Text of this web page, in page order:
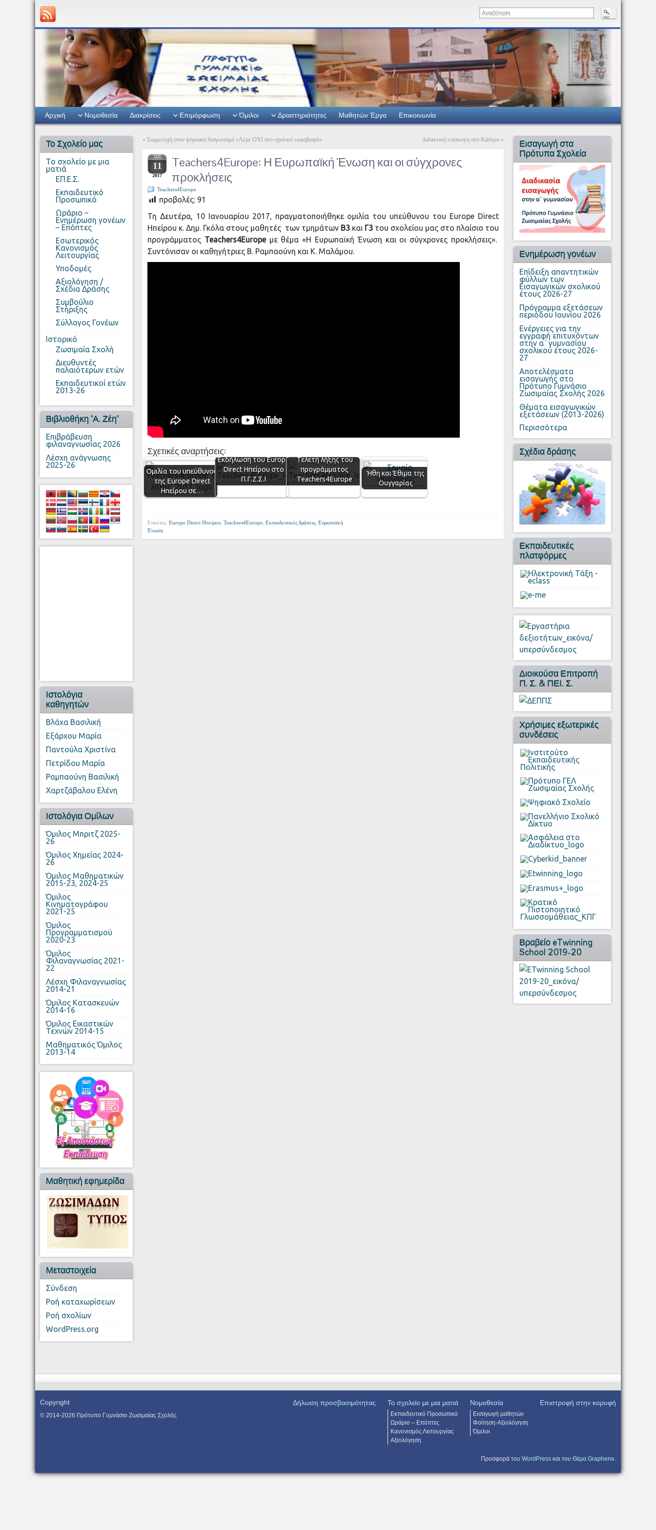
Αρχική Νομοθεσία Διακρίσεις Επιμόρφωση Όμιλοι Δραστηριότητες Μαθητών Έργα Επικοινωνία
Το Σχολείο μας
Το σχολείο με μια
ματιά
ΕΠ.Ε.Σ.
Εκπαιδευτικό
Προσωπικό
Ωράριο –
Ενημέρωση γονέων
– Επόπτες
Εσωτερικός
Κανονισμός
Λειτουργίας
Υποδομές
Αξιολόγηση /
Σχέδια Δράσης
Συμβούλιο
Στήριξης
Σύλλογος Γονέων
Ιστορικό
Ζωσιμαία Σχολή
Διευθυντές
παλαιότερων ετών
Εκπαιδευτικοί ετών
2013-26
Βιβλιοθήκη "Α. Ζέη"
Επιβράβευση
φιλαναγνωσίας 2026
Λέσχη ανάγνωσης
2025-26
Ιστολόγια
καθηγητών
Βλάχα Βασιλική
Εξάρχου Μαρία
Παντούλα Χριστίνα
Πετρίδου Μαρία
Ραμπαούνη Βασιλική
Χαρτζάβαλου Ελένη
Ιστολόγια Ομίλων
Όμιλος Μπριτζ 2025-
26
Όμιλος Χημείας 2024-
26
Όμιλος Μαθηματικών
2015-23, 2024-25
Όμιλος
Κινηματογράφου
2021-25
Όμιλος
Προγραμματισμού
2020-23
Όμιλος
Φιλαναγνωσίας 2021-
22
Λέσχη Φιλαναγνωσίας
2014-21
Όμιλος Κατασκευών
2014-16
Όμιλος Εικαστικών
Τεχνών 2014-15
Μαθηματικός Όμιλος
2013-14
Μαθητική εφημερίδα
Μεταστοιχεία
Σύνδεση
Ροή καταχωρίσεων
Ροή σχολίων
WordPress.org
« Συμμετοχή στον ψηφιακό διαγωνισμό «Λέμε ΟΧΙ στο σχολικό εκφοβισμό» Διδακτική επίσκεψη στο Κάστρο »
ΙΑΝ
11
2017
Teachers4Europe: Η Ευρωπαϊκή Ένωση και οι σύγχρονες
προκλήσεις
Teachers4Europe
προβολές: 91
Τη Δευτέρα, 10 Ιανουαρίου 2017, πραγματοποιήθηκε ομιλία του υπεύθυνου του Εurope Direct
Ηπείρου κ. Δημ. Γκόλα στους μαθητές των τμημάτων Β3 και Γ3 του σχολείου μας στο πλαίσιο του
προγράμματος Teachers4Europeμε θέμα «Η Ευρωπαϊκή Ένωση και οι σύγχρονες προκλήσεις».
Συντόνισαν οι καθηγήτριες Β. Ραμπαούνη και Κ. Μαλάμου.
Σχετικές αναρτήσεις:
Ομιλία του υπεύθυνου
της Europe Direct
Ηπείρου σε…
Εκδήλωση του Εurope
Direct Ηπείρου στο
Π.Γ.Ζ.Σ.Ι
Τελετή λήξης του
προγράμματος
Teachers4Europe
Ήθη και Έθιμα της
Ουγγαρίας
Ετικέτες: Europe Direct Ηπείρου Teachers4Europe Εκπαιδευτικές δράσεις Ευρωπαϊκή
Ένωση
Εισαγωγή στα
Πρότυπα Σχολεία
Ενημέρωση γονέων
Επίδειξη απαντητικών
φύλλων των
Εισαγωγικών σχολικού
έτους 2026-27
Πρόγραμμα εξετάσεων
περιόδου Ιουνίου 2026
Ενέργειες για την
εγγραφή επιτυχόντων
στην α΄ γυμνασίου
σχολικού έτους 2026-
27
Αποτελέσματα
εισαγωγής στο
Πρότυπο Γυμνάσιο
Ζωσιμαίας Σχολής 2026
Θέματα εισαγωγικών
εξετάσεων (2013-2026)
Περισσότερα
Σχέδια δράσης
Εκπαιδευτικές
πλατφόρμες
Διοικούσα Επιτροπή
Π. Σ. & ΠΕΙ. Σ.
Χρήσιμες εξωτερικές
συνδέσεις
Βραβείο eTwinning
School 2019-20
Copyright
© 2014-2026 Πρότυπο Γυμνάσιο Ζωσιμαίας Σχολής
Δήλωση προσβασιμότητας Το σχολείο με μια ματιά
Εκπαιδευτικό Προσωπικό
Ωράριο – Επόπτες
Κανονισμός Λειτουργίας
Αξιολόγηση
Νομοθεσία
Εισαγωγή μαθητών
Φοίτηση-Αξιολόγηση
Όμιλοι
Επιστροφή στην κορυφή
Προσφορά του WordPress και του Θέμα Graphene